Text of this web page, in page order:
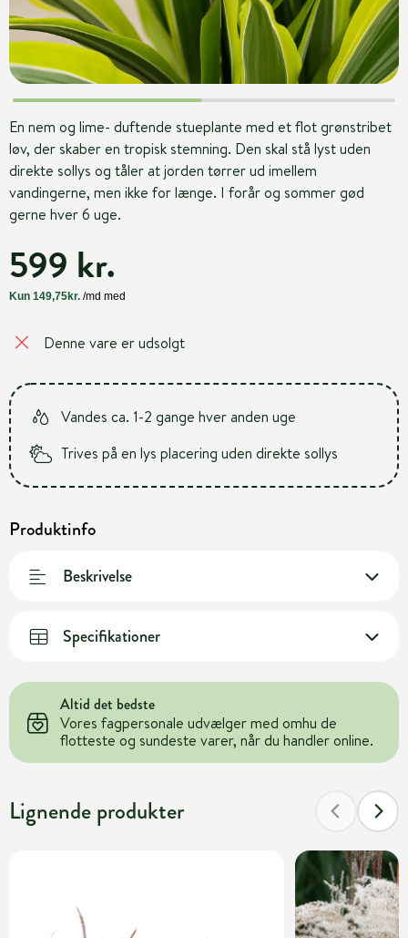
En nem og lime- duftende stueplante med et flot grønstribet
løv, der skaber en tropisk stemning. Den skal stå lyst uden
direkte sollys og tåler at jorden tørrer ud imellem
vandingerne, men ikke for længe. I forår og sommer gød
gerne hver 6 uge.
599 kr.
Denne vare er udsolgt
Vandes ca. 1-2 gange hver anden uge
Trives på en lys placering uden direkte sollys
Produktinfo
Beskrivelse
Specifikationer
Altid det bedste
Vores fagpersonale udvælger med omhu de
flotteste og sundeste varer, når du handler online.
Lignende produkter